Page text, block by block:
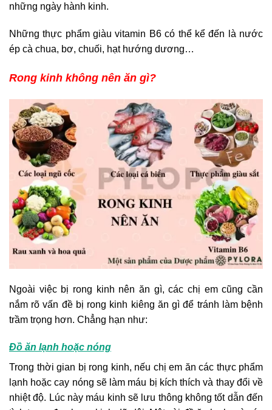
những ngày hành kinh.
Những thực phẩm giàu vitamin B6 có thể kể đến là nước
ép cà chua, bơ, chuối, hạt hướng dương…
Rong kinh không nên ăn gì?
Ngoài việc bị rong kinh nên ăn gì, các chị em cũng cần
nắm rõ vấn đề bị rong kinh kiêng ăn gì để tránh làm bệnh
trầm trọng hơn. Chẳng hạn như:
Đồ ăn lạnh hoặc nóng
Trong thời gian bị rong kinh, nếu chị em ăn các thực phẩm
lạnh hoặc cay nóng sẽ làm máu bị kích thích và thay đổi về
nhiệt độ. Lúc này máu kinh sẽ lưu thông không tốt dẫn đến